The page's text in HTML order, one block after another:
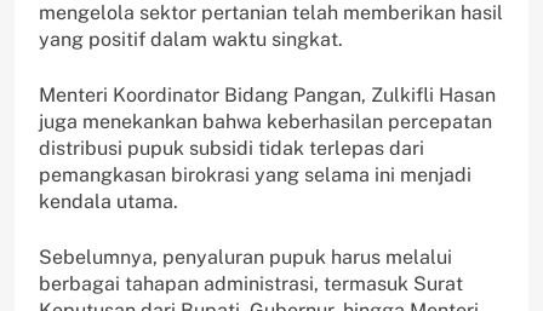
mengelola sektor pertanian telah memberikan hasil
yang positif dalam waktu singkat.
Menteri Koordinator Bidang Pangan, Zulkifli Hasan
juga menekankan bahwa keberhasilan percepatan
distribusi pupuk subsidi tidak terlepas dari
pemangkasan birokrasi yang selama ini menjadi
kendala utama.
Sebelumnya, penyaluran pupuk harus melalui
berbagai tahapan administrasi, termasuk Surat